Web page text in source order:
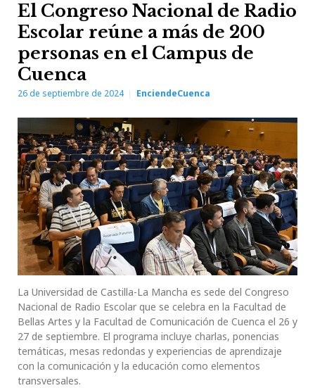
El Congreso Nacional de Radio
Escolar reúne a más de 200
personas en el Campus de
Cuenca
26 de septiembre de 2024 EnciendeCuenca
La Universidad de Castilla-La Mancha es sede del Congreso
Nacional de Radio Escolar que se celebra en la Facultad de
Bellas Artes y la Facultad de Comunicación de Cuenca el 26 y
27 de septiembre. El programa incluye charlas, ponencias
temáticas, mesas redondas y experiencias de aprendizaje
con la comunicación y la educación como elementos
transversales.